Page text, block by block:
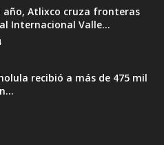
año, Atlixco cruza fronteras
Internacional Valle...
recibió a más de 475 mil